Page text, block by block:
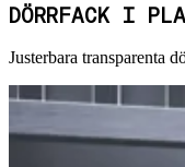
DÖRRFACK I
Justerbara transparenta